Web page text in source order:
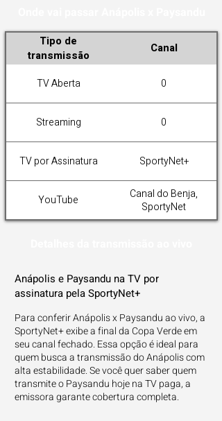
Tipo de
transmissão
Canal
TV Aberta 0
Streaming 0
TV por Assinatura SportyNet+
YouTube
Canal do Benja,
SportyNet
Anápolis e Paysandu na TV por
assinatura pela SportyNet+
Para conferir Anápolis x Paysandu ao vivo, a
SportyNet+ exibe a final da Copa Verde em
seu canal fechado. Essa opção é ideal para
quem busca a transmissão do Anápolis com
alta estabilidade. Se você quer saber quem
transmite o Paysandu hoje na TV paga, a
emissora garante cobertura completa.